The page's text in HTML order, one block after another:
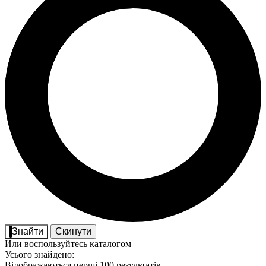
Знайти
Скинути
Или воспользуйтесь каталогом
Усього знайдено: